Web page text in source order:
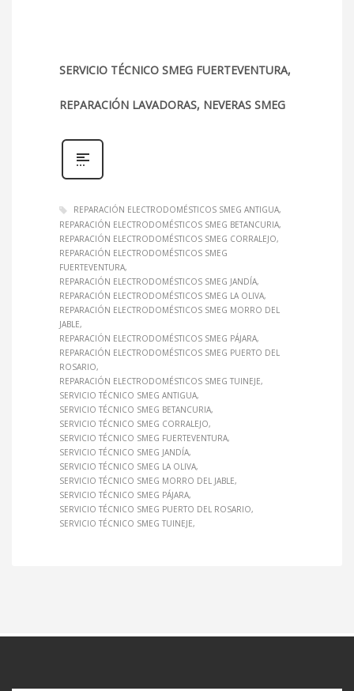
SERVICIO TÉCNICO SMEG FUERTEVENTURA,
REPARACIÓN LAVADORAS, NEVERAS SMEG
REPARACIÓN ELECTRODOMÉSTICOS SMEG ANTIGUA
REPARACIÓN ELECTRODOMÉSTICOS SMEG BETANCURIA
REPARACIÓN ELECTRODOMÉSTICOS SMEG CORRALEJO
REPARACIÓN ELECTRODOMÉSTICOS SMEG
FUERTEVENTURA
REPARACIÓN ELECTRODOMÉSTICOS SMEG JANDÍA
REPARACIÓN ELECTRODOMÉSTICOS SMEG LA OLIVA
REPARACIÓN ELECTRODOMÉSTICOS SMEG MORRO DEL
JABLE
REPARACIÓN ELECTRODOMÉSTICOS SMEG PÁJARA
REPARACIÓN ELECTRODOMÉSTICOS SMEG PUERTO DEL
ROSARIO
REPARACIÓN ELECTRODOMÉSTICOS SMEG TUINEJE
SERVICIO TÉCNICO SMEG ANTIGUA
SERVICIO TÉCNICO SMEG BETANCURIA
SERVICIO TÉCNICO SMEG CORRALEJO
SERVICIO TÉCNICO SMEG FUERTEVENTURA
SERVICIO TÉCNICO SMEG JANDÍA
SERVICIO TÉCNICO SMEG LA OLIVA
SERVICIO TÉCNICO SMEG MORRO DEL JABLE
SERVICIO TÉCNICO SMEG PÁJARA
SERVICIO TÉCNICO SMEG PUERTO DEL ROSARIO
SERVICIO TÉCNICO SMEG TUINEJE